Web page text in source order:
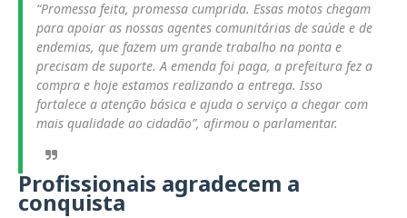
“Promessa feita, promessa cumprida. Essas motos chegam
para apoiar as nossas agentes comunitárias de saúde e de
endemias, que fazem um grande trabalho na ponta e
precisam de suporte. A emenda foi paga, a prefeitura fez a
compra e hoje estamos realizando a entrega. Isso
fortalece a atenção básica e ajuda o serviço a chegar com
mais qualidade ao cidadão”, afirmou o parlamentar.
Profissionais agradecem a
conquista